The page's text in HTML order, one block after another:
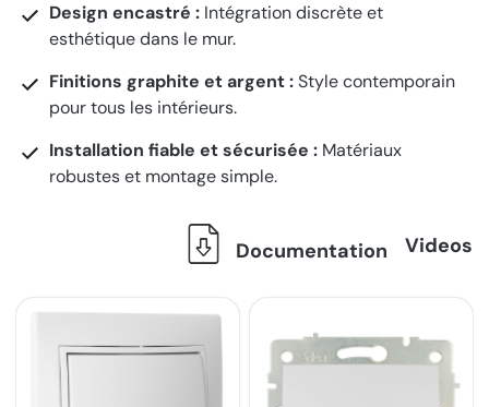
Design encastré : Intégration discrète et
esthétique dans le mur.
Finitions graphite et argent :Style contemporain
pour tous les intérieurs.
Installation fiable et sécurisée : Matériaux
robustes et montage simple.
Documentation Videos